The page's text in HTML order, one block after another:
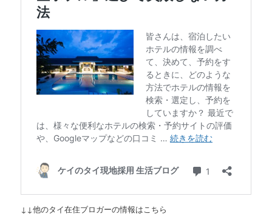
↓↓他のタイ在住ブロガーの情報はこちら